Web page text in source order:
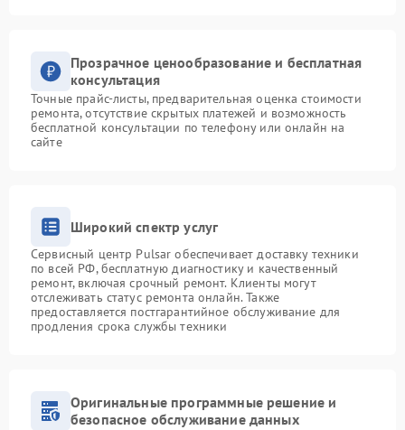
Прозрачное ценообразование и бесплатная
консультация
Точные прайс-листы, предварительная оценка стоимости
ремонта, отсутствие скрытых платежей и возможность
бесплатной консультации по телефону или онлайн на
сайте
Широкий спектр услуг
Сервисный центр Pulsar обеспечивает доставку техники
по всей РФ, бесплатную диагностику и качественный
ремонт, включая срочный ремонт. Клиенты могут
отслеживать статус ремонта онлайн. Также
предоставляется постгарантийное обслуживание для
продления срока службы техники
Оригинальные программные решение и
безопасное обслуживание данных